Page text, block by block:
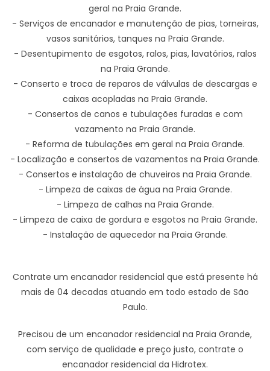
geral na Praia Grande.
- Serviços de encanador e manutenção de pias, torneiras,
vasos sanitários, tanques na Praia Grande.
- Desentupimento de esgotos, ralos, pias, lavatórios, ralos
na Praia Grande.
- Conserto e troca de reparos de válvulas de descargas e
caixas acopladas na Praia Grande.
- Consertos de canos e tubulações furadas e com
vazamento na Praia Grande.
- Reforma de tubulações em geral na Praia Grande.
- Localização e consertos de vazamentos na Praia Grande.
- Consertos e instalação de chuveiros na Praia Grande.
- Limpeza de caixas de água na Praia Grande.
- Limpeza de calhas na Praia Grande.
- Limpeza de caixa de gordura e esgotos na Praia Grande.
- Instalação de aquecedor na Praia Grande.
Contrate um encanador residencial que está presente há
mais de 04 decadas atuando em todo estado de São
Paulo.
Precisou de um encanador residencial na Praia Grande,
com serviço de qualidade e preço justo, contrate o
encanador residencial da Hidrotex.